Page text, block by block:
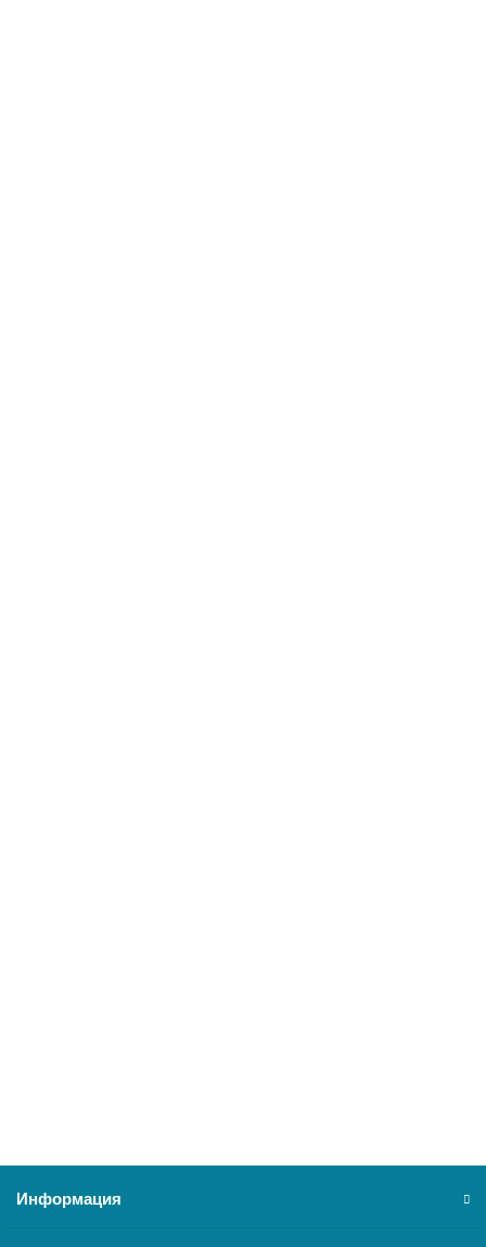
Информация